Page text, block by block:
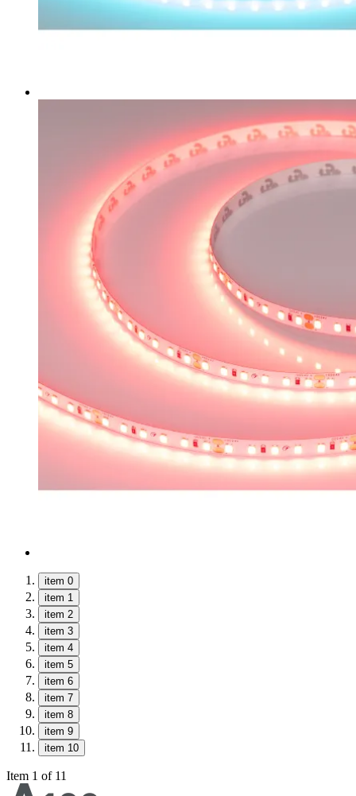
item 0
item 1
item 2
item 3
item 4
item 5
item 6
item 7
item 8
item 9
item 10
Item 1 of 11